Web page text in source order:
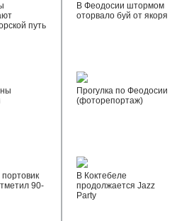
путь
90-
В Феодосии штормом
оторвало буй от якоря
Прогулка по Феодосии
(фоторепортаж)
В Коктебеле
продолжается Jazz
Party